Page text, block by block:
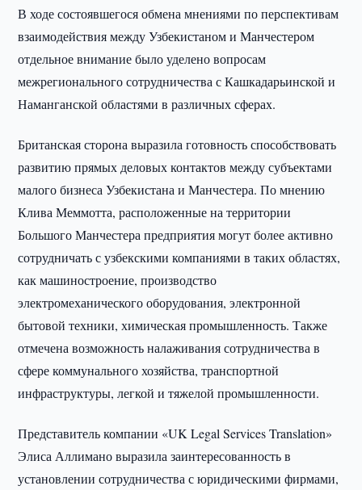
В ходе состоявшегося обмена мнениями по перспективам
взаимодействия между Узбекистаном и Манчестером
отдельное внимание было уделено вопросам
межрегионального сотрудничества с Кашкадарьинской и
Наманганской областями в различных сферах.
Британская сторона выразила готовность способствовать
развитию прямых деловых контактов между субъектами
малого бизнеса Узбекистана и Манчестера. По мнению
Клива Меммотта, расположенные на территории
Большого Манчестера предприятия могут более активно
сотрудничать с узбекскими компаниями в таких областях,
как машиностроение, производство
электромеханического оборудования, электронной
бытовой техники, химическая промышленность. Также
отмечена возможность налаживания сотрудничества в
сфере коммунального хозяйства, транспортной
инфраструктуры, легкой и тяжелой промышленности.
Представитель компании «UK Legal Services Translation»
Элиса Аллимано выразила заинтересованность в
установлении сотрудничества с юридическими фирмами,